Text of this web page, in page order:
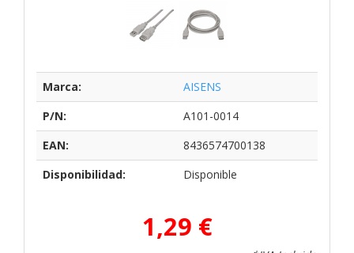
Marca:
AISENS
P/N:
A101-0014
EAN:
8436574700138
Disponibilidad:
Disponible
1,29 €